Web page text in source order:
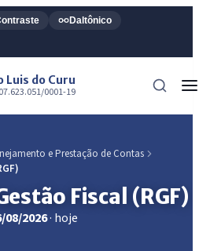
Daltônico
Luis do Curu
0001-19
e Prestação de Contas
Fiscal (RGF)
08/2026· hoje